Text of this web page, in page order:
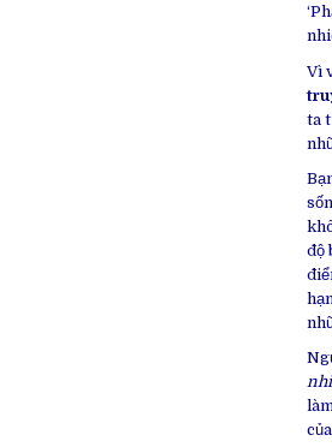
Vì
ta
độ